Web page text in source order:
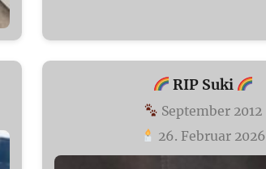
RIP Suki
September 2012
26. Februar 2026